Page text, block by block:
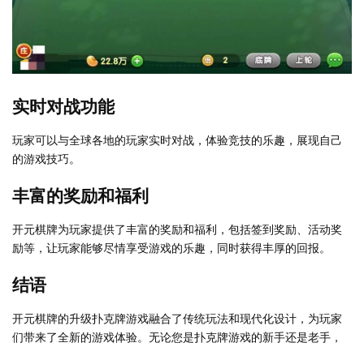
实时对战功能
玩家可以与全球各地的玩家实时对战，体验竞技的乐趣，展现自己
的游戏技巧。
丰富的奖励和福利
开元棋牌为玩家提供了丰富的奖励和福利，包括签到奖励、活动奖
励等，让玩家能够尽情享受游戏的乐趣，同时获得丰厚的回报。
结语
开元棋牌的升级扑克牌游戏融合了传统玩法和现代化设计，为玩家
们带来了全新的游戏体验。无论您是扑克牌游戏的新手还是老手，